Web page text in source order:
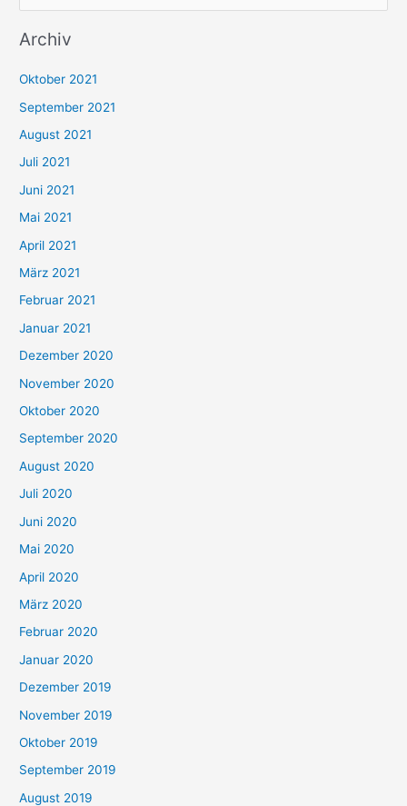
c
n
n
a
c
h
:
Archiv
Oktober 2021
September 2021
August 2021
Juli 2021
Juni 2021
Mai 2021
April 2021
März 2021
Februar 2021
Januar 2021
Dezember 2020
November 2020
Oktober 2020
September 2020
August 2020
Juli 2020
Juni 2020
Mai 2020
April 2020
März 2020
Februar 2020
Januar 2020
Dezember 2019
November 2019
Oktober 2019
September 2019
August 2019